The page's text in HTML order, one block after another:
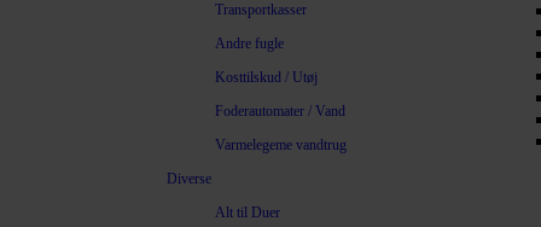
Transportkasser
Andre fugle
Kosttilskud / Utøj
Foderautomater / Vand
Varmelegeme vandtrug
Diverse
Alt til Duer